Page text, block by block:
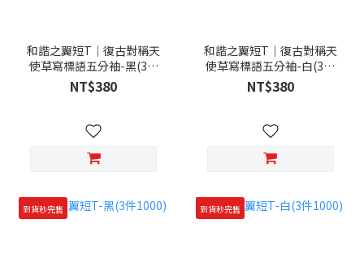
和諧之翼短T｜復古對稱天
使草寫標語五分袖-黑(3件
1000)
NT$380
和諧之翼短T｜復古對稱天
使草寫標語五分袖-白(3件
1000)
NT$380
到貨秒完售 到貨秒完售